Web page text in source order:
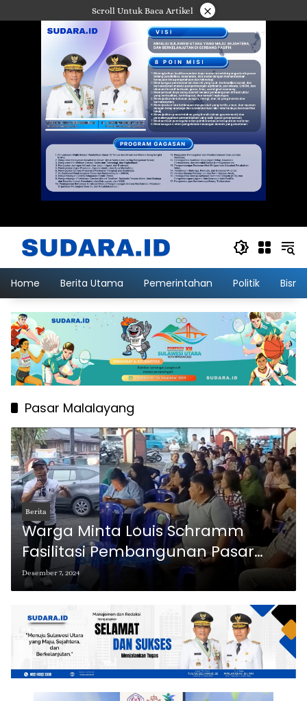
ke
Scroll Untuk Baca Artikel ×
Home Berita Utama Pemerintahan Politik
Pasar Malalayang
Berita
Warga Minta Louis Schramm
Fasilitasi Pembangunan Pasar
Rakyat dan SMK di Malalayang
Desember 7, 2024